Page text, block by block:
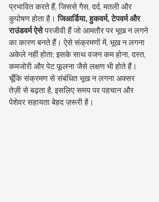
प्रभावित करते हैं, जिससे गैस, दर्द, मतली और
कुपोषण होता है। जिआर्डिया, हुकवर्म, टेपवर्म और
राउंडवर्म ऐसे परजीवी हैं जो आमतौर पर भूख न लगने
का कारण बनते हैं। ऐसे संक्रमणों में, भूख न लगना
अकेले नहीं होता; इसके साथ वजन कम होना, दस्त,
कमजोरी और पेट फूलना जैसे लक्षण भी होते हैं।
चूँकि संक्रमण से संबंधित भूख न लगना अक्सर
तेज़ी से बढ़ता है, इसलिए समय पर पहचान और
पेशेवर सहायता बेहद ज़रूरी है।